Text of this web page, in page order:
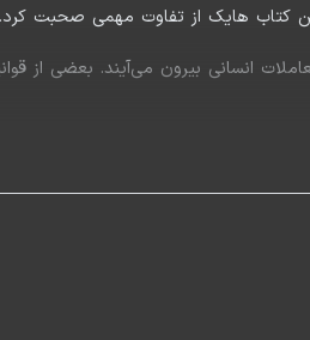
کتاب هایک از تفاوت مهمی صحبت کرد.
انسانی بیرون می‌آیند. بعضی از